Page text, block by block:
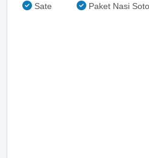
Sate
Paket Nasi Soto